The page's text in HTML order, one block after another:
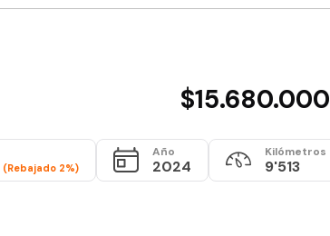
$15.680.000
(Rebajado 2%)
Año
2024
Kilómetros
9'513